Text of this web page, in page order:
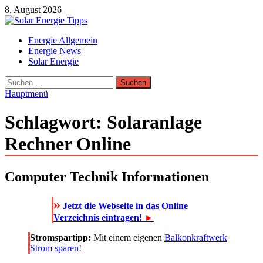
Zum
Inhalt
8. August 2026
Solar Energie Tipps
Solar Energie und Photovoltaik Informationen und Tipps
Energie Allgemein
Energie News
Solar Energie
Suchen
nach:
Hauptmenü
Schlagwort: Solaranlage
Rechner Online
Computer Technik Informationen
» Jetzt die Webseite in das Online
Verzeichnis eintragen! ►
Stromspartipp: Mit einem eigenen Balkonkraftwerk
Strom sparen!